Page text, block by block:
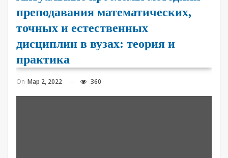
преподавания математических,
точных и естественных
дисциплин в вузах: теория и
практика
On Мар 2, 2022 360